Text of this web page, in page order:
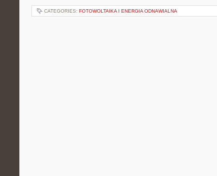
CATEGORIES: FOTOWOLTAIKA I ENERGIA ODNAWIALNA